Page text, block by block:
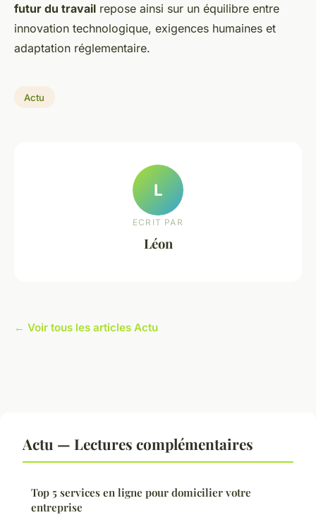
futur du travail repose ainsi sur un équilibre entre
innovation technologique, exigences humaines et
adaptation réglementaire.
Actu
L
ECRIT PAR
Léon
← Voir tous les articles Actu
Actu — Lectures complémentaires
Top 5 services en ligne pour domicilier votre
entreprise